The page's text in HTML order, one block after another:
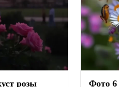
розы Фото 6